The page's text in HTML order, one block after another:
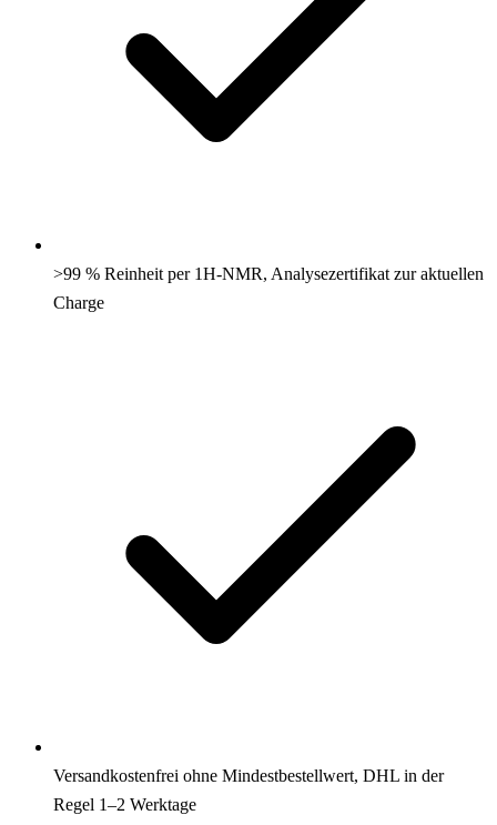
>99 % Reinheit per 1H-NMR, Analysezertifikat zur aktuellen
Charge
Versandkostenfrei ohne Mindestbestellwert, DHL in der
Regel 1–2 Werktage